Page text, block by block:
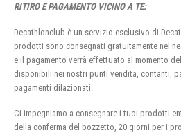
RITIRO E PAGAMENTO VICINO A TE:
Decathlonclub è un servizio esclusivo di
prodotti sono consegnati gratuitamente nel
e il pagamento verrà effettuato al momento
disponibili nei nostri punti vendita, contanti,
pagamenti dilazionati.
Ci impegniamo a consegnare i tuoi prodotti
della conferma del bozzetto, 20 giorni per i